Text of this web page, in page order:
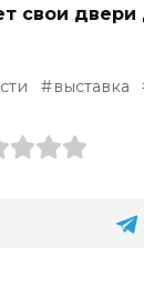
свои
выставка